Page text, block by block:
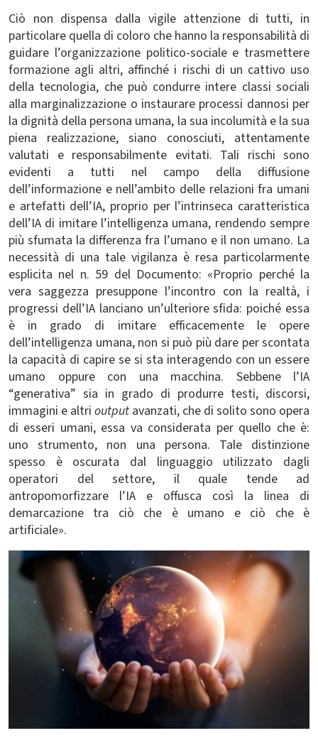
Ciò non dispensa dalla vigile attenzione di tutti, in
particolare quella di coloro che hanno la responsabilità di
guidare l’organizzazione politico-sociale e trasmettere
formazione agli altri, affinché i rischi di un cattivo uso
della tecnologia, che può condurre intere classi sociali
alla marginalizzazione o instaurare processi dannosi per
la dignità della persona umana, la sua incolumità e la sua
piena realizzazione, siano conosciuti, attentamente
valutati e responsabilmente evitati. Tali rischi sono
evidenti a tutti nel campo della diffusione
dell’informazione e nell’ambito delle relazioni fra umani
e artefatti dell’IA, proprio per l’intrinseca caratteristica
dell’IA di imitare l’intelligenza umana, rendendo sempre
più sfumata la differenza fra l’umano e il non umano. La
necessità di una tale vigilanza è resa particolarmente
esplicita nel n. 59 del Documento: «Proprio perché la
vera saggezza presuppone l’incontro con la realtà, i
progressi dell’IA lanciano un’ulteriore sfida: poiché essa
è in grado di imitare efficacemente le opere
dell’intelligenza umana, non si può più dare per scontata
la capacità di capire se si sta interagendo con un essere
umano oppure con una macchina. Sebbene l’IA
“generativa” sia in grado di produrre testi, discorsi,
immagini e altri output avanzati, che di solito sono opera
di esseri umani, essa va considerata per quello che è:
uno strumento, non una persona. Tale distinzione
spesso è oscurata
dal linguaggio utilizzato
dagli
operatori del settore, il quale tende ad
antropomorfizzare l’IA e offusca
così la linea di
demarcazione tra ciò che è umano e ciò che è
artificiale».
Immagine